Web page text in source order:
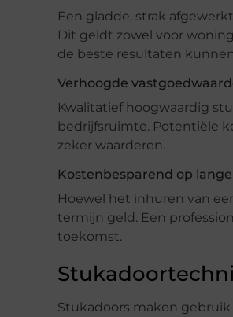
Een gladde, strak
Dit geldt zowel voor
de beste resultaten
Verhoogde
Kwalitatief hoogwaardig
bedrijfsruimte. Potentiële
zeker waarderen.
Kostenbesparend op
Hoewel het inhuren van
termijn geld. Een
toekomst.
Stukadoors maken